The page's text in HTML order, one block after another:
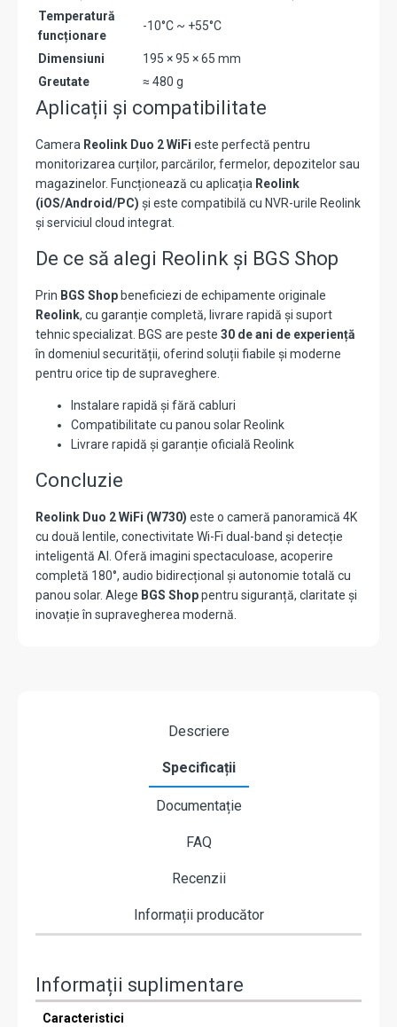
Temperatură
funcționare
-10°C ~ +55°C
Dimensiuni
195 × 95 × 65 mm
Greutate
≈ 480 g
Aplicații și compatibilitate
Camera Reolink Duo 2 WiFi este perfectă pentru
monitorizarea curților, parcărilor, fermelor, depozitelor sau
magazinelor. Funcționează cu aplicația Reolink
(iOS/Android/PC) și este compatibilă cu NVR-urile Reolink
și serviciul cloud integrat.
De ce să alegi Reolink și BGS Shop
Prin BGS Shop beneficiezi de echipamente originale
Reolink, cu garanție completă, livrare rapidă și suport
tehnic specializat. BGS are peste 30 de ani de experiență
în domeniul securității, oferind soluții fiabile și moderne
pentru orice tip de supraveghere.
Instalare rapidă și fără cabluri
Compatibilitate cu panou solar Reolink
Livrare rapidă și garanție oficială Reolink
Concluzie
Reolink Duo 2 WiFi (W730) este o cameră panoramică 4K
cu două lentile, conectivitate Wi-Fi dual-band și detecție
inteligentă AI. Oferă imagini spectaculoase, acoperire
completă 180°, audio bidirecțional și autonomie totală cu
panou solar. Alege BGS Shoppentru siguranță, claritate și
inovație în supravegherea modernă.
Descriere
Specificații
Documentație
FAQ
Recenzii
Informații producător
Informații suplimentare
Caracteristici